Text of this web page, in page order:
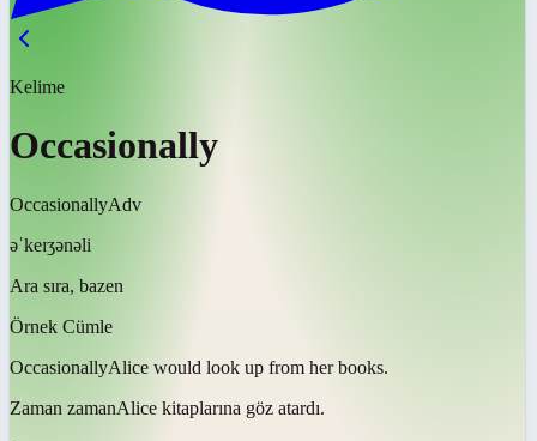
Kelime
Occasionally
OccasionallyAdv
əˈkeɪʒənəli
Ara sıra, bazen
Örnek Cümle
OccasionallyAlice would look up from her books.
Zaman zamanAlice kitaplarına göz atardı.